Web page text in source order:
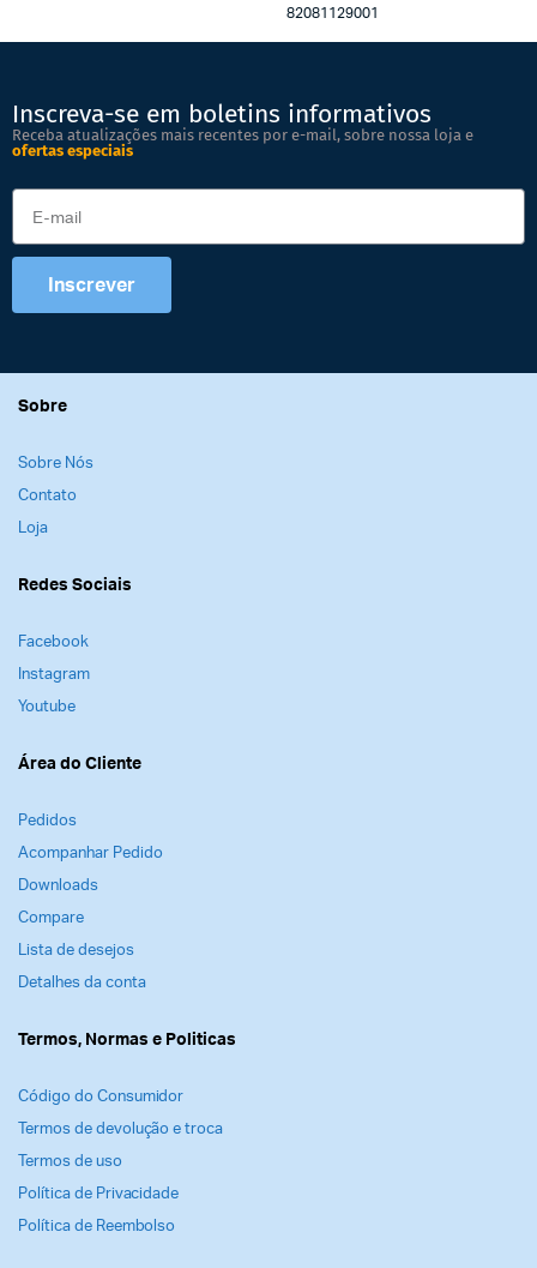
82081129001
Inscreva-se em boletins informativos
Receba atualizações mais recentes por e-mail, sobre nossa loja e
ofertas especiais
Inscrever
Sobre
Sobre Nós
Contato
Loja
Redes Sociais
Facebook
Instagram
Youtube
Área do Cliente
Pedidos
Acompanhar Pedido
Downloads
Compare
Lista de desejos
Detalhes da conta
Termos, Normas e Politicas
Código do Consumidor
Termos de devolução e troca
Termos de uso
Política de Privacidade
Política de Reembolso